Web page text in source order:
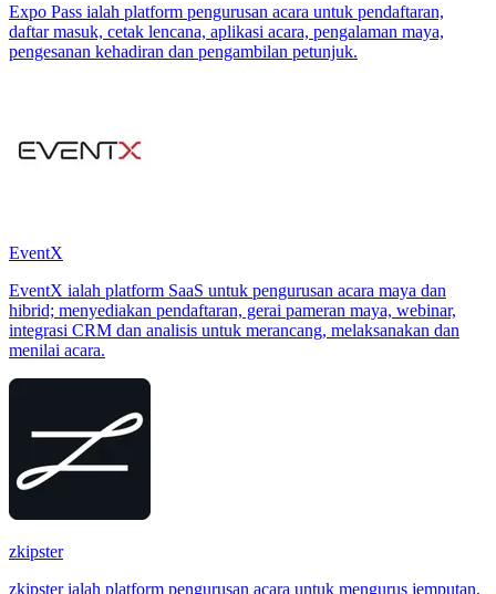
Expo Pass ialah platform pengurusan acara untuk pendaftaran,
daftar masuk, cetak lencana, aplikasi acara, pengalaman maya,
pengesanan kehadiran dan pengambilan petunjuk.
EventX
EventX ialah platform SaaS untuk pengurusan acara maya dan
hibrid; menyediakan pendaftaran, gerai pameran maya, webinar,
integrasi CRM dan analisis untuk merancang, melaksanakan dan
menilai acara.
zkipster
zkipster ialah platform pengurusan acara untuk mengurus jemputan,